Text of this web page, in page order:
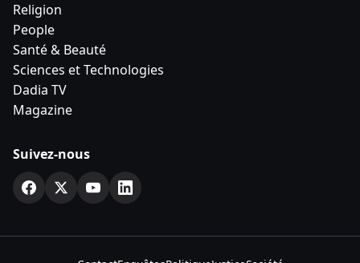
Religion
People
Santé & Beauté
Sciences et Technologies
Dadia TV
Magazine
Suivez-nous